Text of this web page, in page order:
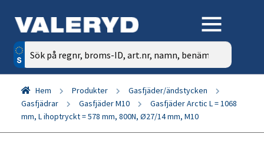
Sök
efter:
Hem Produkter
Gasfjäder/ändstycken
Gasfjädrar
Gasfjäder M10
Gasfjäder Arctic L = 1068
mm, L ihoptryckt = 578 mm, 800N, Ø27/14 mm, M10